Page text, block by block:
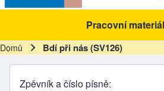
Hlavní navigace
Pracovní
Drobečková
Domů Bdí při nás (SV126)
Zpěvník a číslo písně